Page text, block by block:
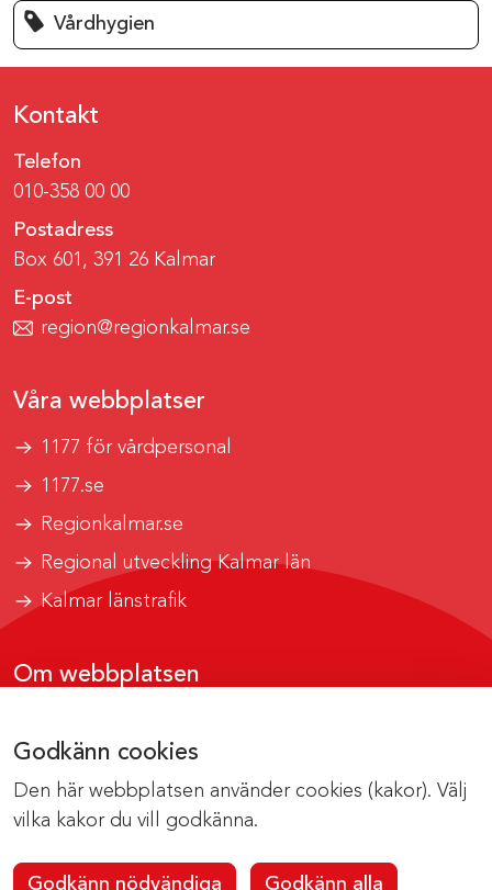
Godkänn cookies
Den här webbplatsen använder cookies (kakor). Välj
vilka kakor du vill godkänna.
Godkänn nödvändiga Godkänn alla
Vårdhygien
Kontakt
Telefon
010-358 00 00
Postadress
Box 601, 391 26 Kalmar
E-post
region@regionkalmar.se
Våra webbplatser
1177 för vårdpersonal
1177.se
Regionkalmar.se
Regional utveckling Kalmar län
Kalmar länstrafik
Om webbplatsen
Om cookies
Kontakta webbredaktionen